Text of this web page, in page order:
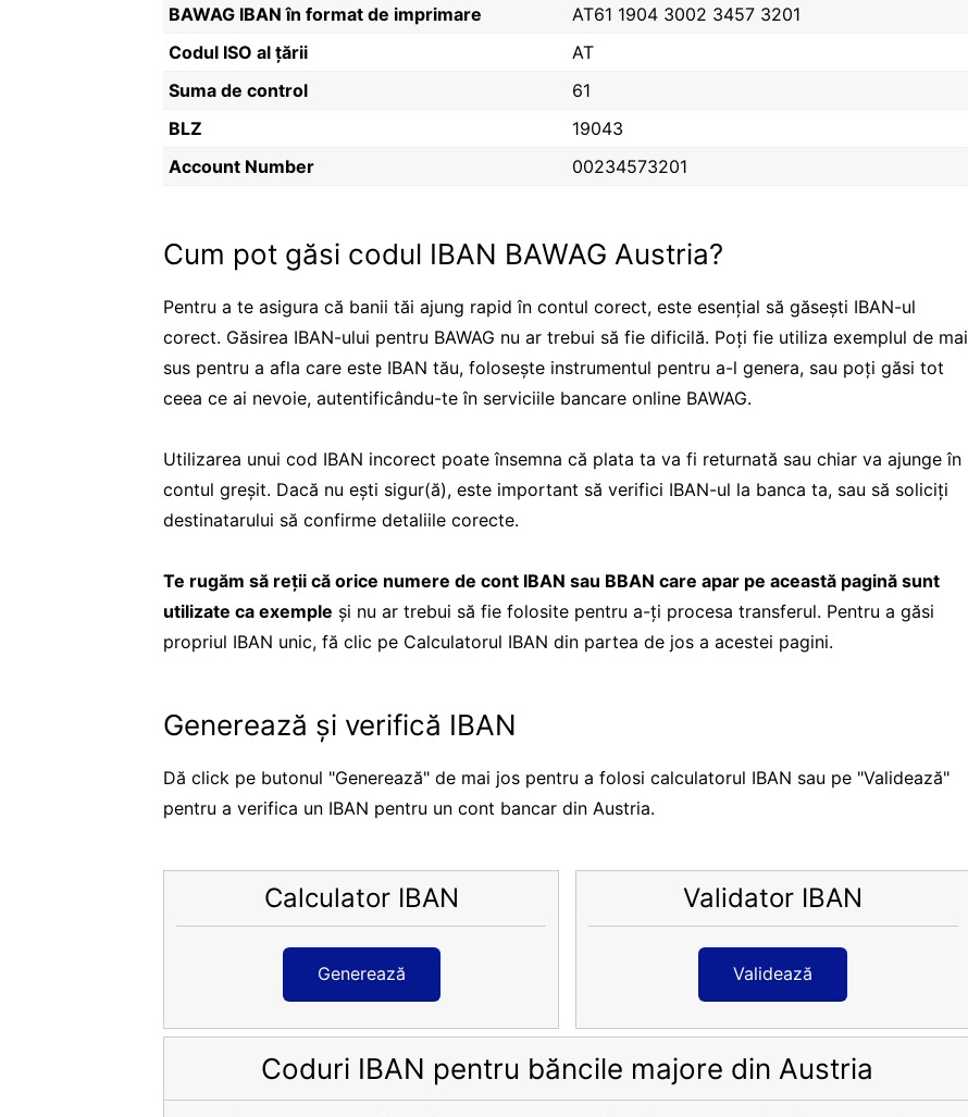
BAWAG IBAN în format de imprimare
AT61 1904 3002 3457 3201
Codul ISO al țării
AT
Suma de control
61
BLZ
19043
Account Number
00234573201
Cum pot găsi codul IBAN BAWAG Austria?
Pentru a te asigura că banii tăi ajung rapid în contul corect, este esențial să găsești IBAN-ul
corect. Găsirea IBAN-ului pentru BAWAG nu ar trebui să fie dificilă. Poți fie utiliza exemplul de mai
sus pentru a afla care este IBAN tău, folosește instrumentul pentru a-l genera, sau poți găsi tot
ceea ce ai nevoie, autentificându-te în serviciile bancare online BAWAG.
Utilizarea unui cod IBAN incorect poate însemna că plata ta va fi returnată sau chiar va ajunge în
contul greșit. Dacă nu ești sigur(ă), este important să verifici IBAN-ul la banca ta, sau să soliciți
destinatarului să confirme detaliile corecte.
Te rugăm să reții că orice numere de cont IBAN sau BBAN care apar pe această pagină sunt
utilizate ca exemple și nu ar trebui să fie folosite pentru a-ți procesa transferul. Pentru a găsi
propriul IBAN unic, fă clic pe Calculatorul IBAN din partea de jos a acestei pagini.
Generează și verifică IBAN
Dă click pe butonul "Generează" de mai jos pentru a folosi calculatorul IBAN sau pe "Validează"
pentru a verifica un IBAN pentru un cont bancar din Austria.
Calculator IBAN
Generează
Validator IBAN
Validează
Coduri IBAN pentru băncile majore din Austria